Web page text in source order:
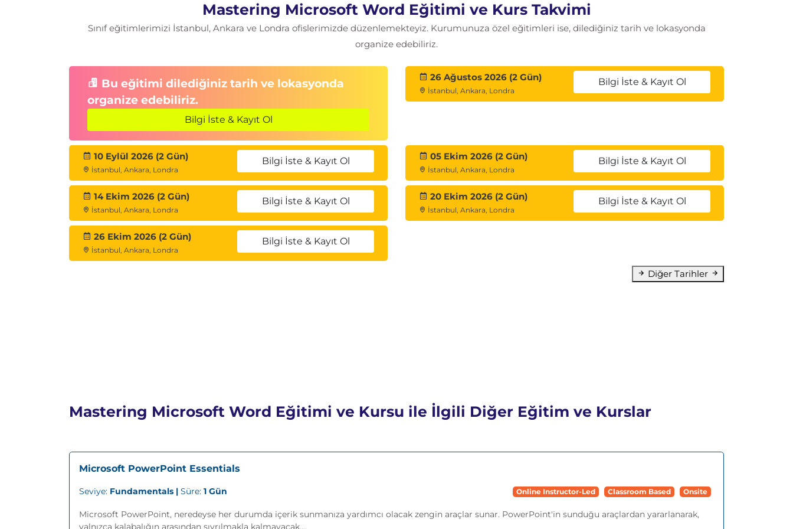
Modül 7: Stilleri kullanma
Yazdırma stilleri
Modül 8: Referans tabloları ve araçları
İçindekiler tablosu oluşturma ve yönetme
Başlıklar ve şekil tabloları ekleme
Çapraz referanslama
Dipnotlar ve son notlarla çalışma
Bir dizini ekleme ve değiştirme
Mastering Microsoft Word Eğitimi ve Kurs Takvimi
Sınıf eğitimlerimizi İstanbul, Ankara ve Londra ofislerimizde düzenlemekteyiz. Kurumunuza özel eğitimleri ise, dilediğiniz tarih ve lokasyonda
organize edebiliriz.
Bu eğitimi dilediğiniz tarih ve lokasyonda
organize edebiliriz.
Bilgi İste & Kayıt Ol
26 Ağustos 2026 (2 Gün)
İstanbul, Ankara, Londra
Bilgi İste & Kayıt Ol
10 Eylül 2026 (2 Gün)
İstanbul, Ankara, Londra
Bilgi İste & Kayıt Ol 05 Ekim 2026 (2 Gün)
İstanbul, Ankara, Londra
Bilgi İste & Kayıt Ol
14 Ekim 2026 (2 Gün)
İstanbul, Ankara, Londra
Bilgi İste & Kayıt Ol 20 Ekim 2026 (2 Gün)
İstanbul, Ankara, Londra
Bilgi İste & Kayıt Ol
26 Ekim 2026 (2 Gün)
İstanbul, Ankara, Londra
Bilgi İste & Kayıt Ol
Diğer Tarihler
Mastering Microsoft Word Eğitimi ve Kursu ile İlgili Diğer Eğitim ve Kurslar
Microsoft PowerPoint Essentials
Seviye: Fundamentals | Süre: 1 Gün Online Instructor-Led Classroom Based Onsite
Microsoft PowerPoint, neredeyse her durumda içerik sunmanıza yardımcı olacak zengin araçlar sunar. PowerPoint'in sunduğu araçlardan yararlanarak,
yalnızca kalabalığın arasından sıyrılmakla kalmayacak,...